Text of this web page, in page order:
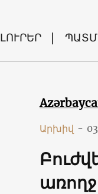
ԼՈՒՐԵՐ
Արխիվ -